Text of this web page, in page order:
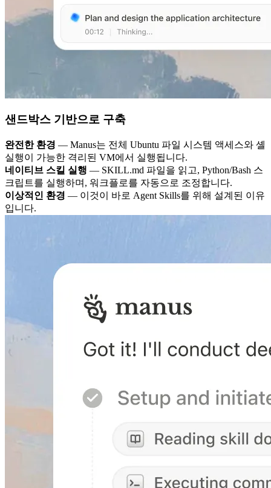
샌드박스 기반으로 구축
완전한 환경 — Manus는 전체 Ubuntu 파일 시스템 액세스와 셸
실행이 가능한 격리된 VM에서 실행됩니다.
네이티브 스킬 실행 — SKILL.md 파일을 읽고, Python/Bash 스
크립트를 실행하며, 워크플로를 자동으로 조정합니다.
이상적인 환경 — 이것이 바로 Agent Skills를 위해 설계된 이유
입니다.